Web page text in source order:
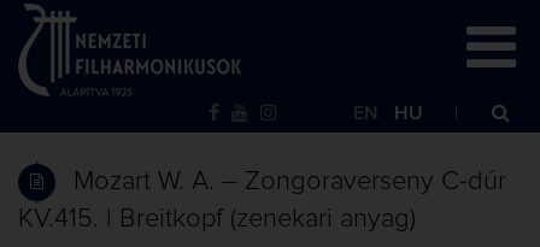
EN HU
Mozart W. A. – Zongoraverseny C-dúr
KV.415. | Breitkopf (zenekari anyag)